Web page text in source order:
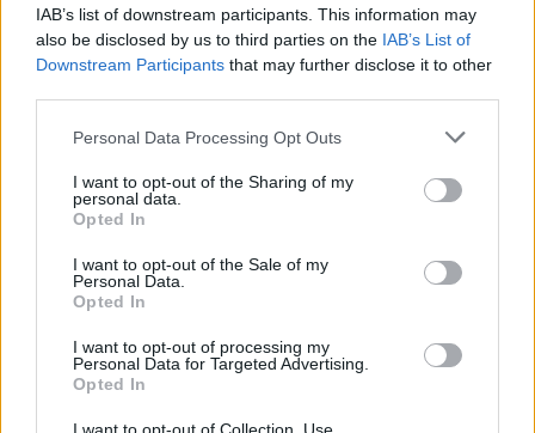
IAB’s list of downstream participants. This information may
also be disclosed by us to third parties on the IAB’s List of
Downstream Participants that may further disclose it to other
Please note that this website/app uses one or more Google
not limited to your visit or usage behaviour. You may click to
grant or deny consent to Google and its third-party tags to
use your data for below specified purposes in below Google
consent section.
Personal Data Processing Opt Outs
I want to opt-out of the Sharing of my
personal data.
Opted In
I want to opt-out of the Sale of my
Personal Data.
Opted In
I want to opt-out of processing my
Personal Data for Targeted Advertising.
Opted In